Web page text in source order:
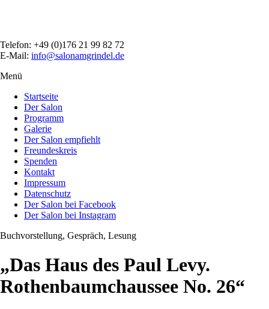
Telefon: +49 (0)176 21 99 82 72
E-Mail: info@salonamgrindel.de
Menü
Startseite
Der Salon
Programm
Galerie
Der Salon empfiehlt
Freundeskreis
Spenden
Kontakt
Impressum
Datenschutz
Der Salon bei Facebook
Der Salon bei Instagram
Buchvorstellung, Gespräch, Lesung
„Das Haus des Paul Levy.
Rothenbaumchaussee No. 26“